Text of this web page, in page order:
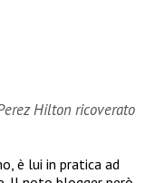
Hilton ricoverato
è lui in pratica ad